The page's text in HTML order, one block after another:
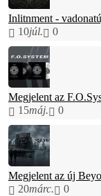
Inlitnment -
10júl. 0
Megjelent az
15máj. 0
Megjelent az új
20márc. 0